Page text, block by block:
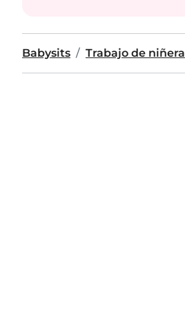
Babysits Trabajo de niñera